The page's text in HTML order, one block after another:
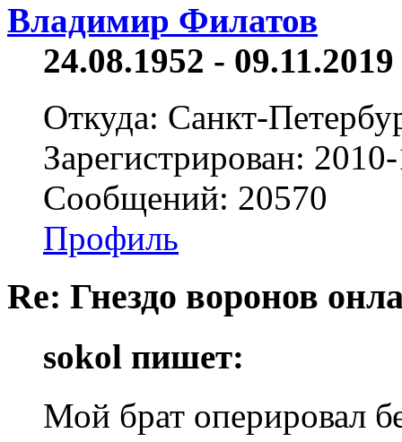
Владимир Филатов
24.08.1952 -
Откуда: Санкт-
Зарегистрирован:
Сообщений: 20570
Профиль
Re: Гнездо воронов
sokol пишет:
Мой брат оперировал